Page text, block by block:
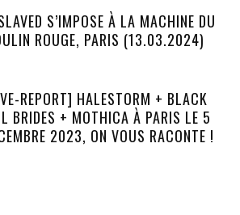
S’IMPOSE À LA MACHINE DU
ROUGE, PARIS (13.03.2024)
REPORT] HALESTORM + BLACK
BRIDES + MOTHICA À PARIS LE 5
2023, ON VOUS RACONTE !